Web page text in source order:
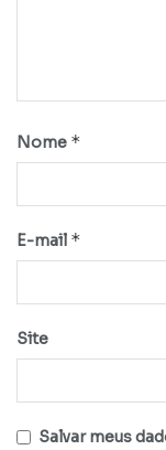
Nome *
E-mail *
Site
Salvar meus